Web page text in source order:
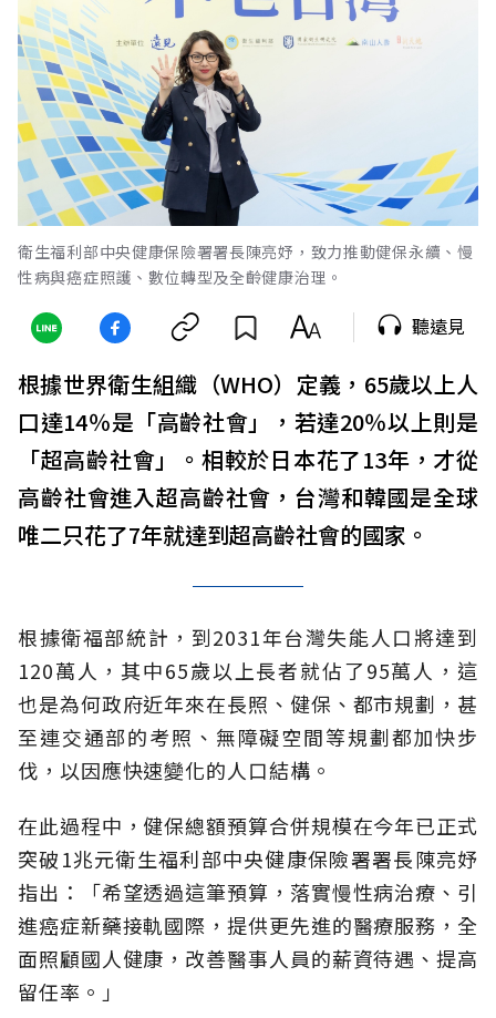
衛生福利部中央健康保險署署長陳亮妤，致力推動健保永續、慢
性病與癌症照護、數位轉型及全齡健康治理。
聽遠見
根據世界衛生組織（WHO）定義，65歲以上人
口達14％是「高齡社會」，若達20％以上則是
「超高齡社會」。相較於日本花了13年，才從
高齡社會進入超高齡社會，台灣和韓國是全球
唯二只花了7年就達到超高齡社會的國家。
根據衛福部統計，到2031年台灣失能人口將達到
120萬人，其中65歲以上長者就佔了95萬人，這
也是為何政府近年來在長照、健保、都市規劃，甚
至連交通部的考照、無障礙空間等規劃都加快步
伐，以因應快速變化的人口結構。
在此過程中，健保總額預算合併規模在今年已正式
突破1兆元衛生福利部中央健康保險署署長陳亮妤
指出：「希望透過這筆預算，落實慢性病治療、引
進癌症新藥接軌國際，提供更先進的醫療服務，全
面照顧國人健康，改善醫事人員的薪資待遇、提高
留任率。」